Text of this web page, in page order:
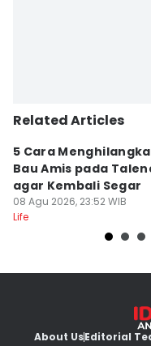
Related Articles
5 Cara
Bau Amis pada
agar Kembali Segar
08 Agu 2026, 23:52 WIB
Life
About UsEditorial